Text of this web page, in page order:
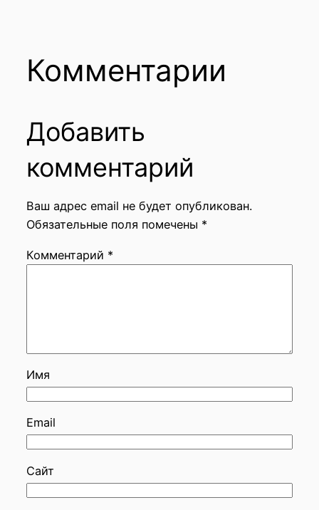
Комментарии
Добавить
комментарий
Ваш адрес email не будет опубликован.
Обязательные поля помечены *
Комментарий *
Имя
Email
Сайт